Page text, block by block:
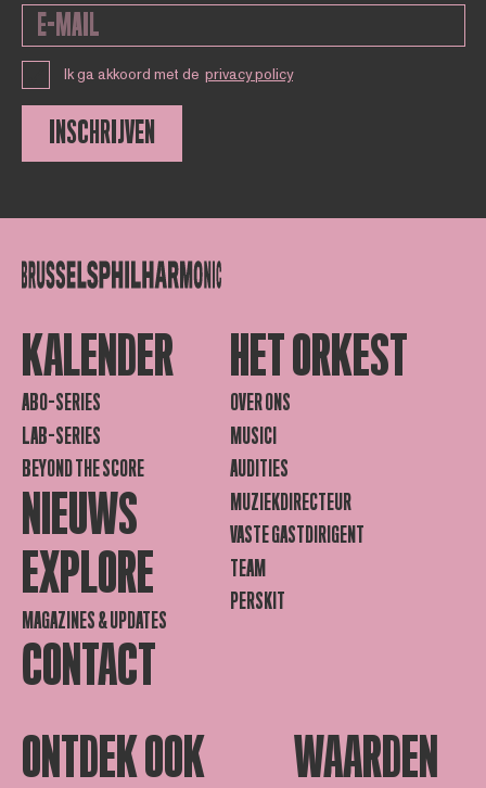
Ik ga akkoord met de privacy policy
INSCHRIJVEN
KALENDER
ABO-SERIES
LAB-SERIES
BEYOND THE SCORE
NIEUWS
EXPLORE
MAGAZINES & UPDATES
CONTACT
HET ORKEST
OVER ONS
MUSICI
AUDITIES
MUZIEKDIRECTEUR
VASTE GASTDIRIGENT
TEAM
PERSKIT
ONTDEK OOK WAARDEN